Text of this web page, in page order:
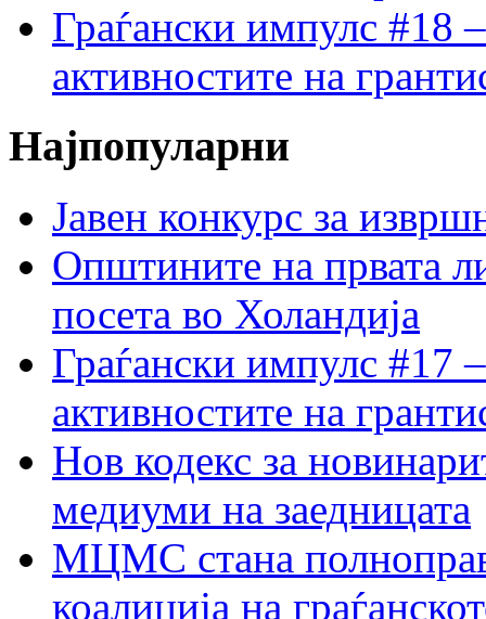
Граѓански импулс #18
активностите на
Најпопуларни
Јавен конкурс за
Општините на првата
посета во Холандија
Граѓански импулс #17
активностите на
Нов кодекс за
медиуми на заедницата
МЦМС стана
коалиција на